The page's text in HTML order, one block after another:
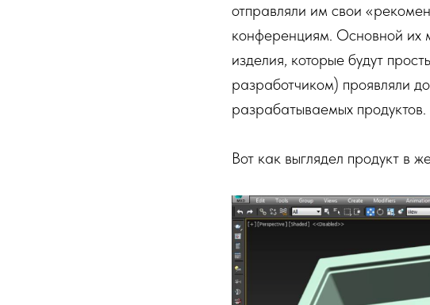
отправляли им свои
конференциям. Основной их
изделия, которые будут
разработчиком) проявляли
разрабатываемых продуктов.
Вот как выглядел продукт в